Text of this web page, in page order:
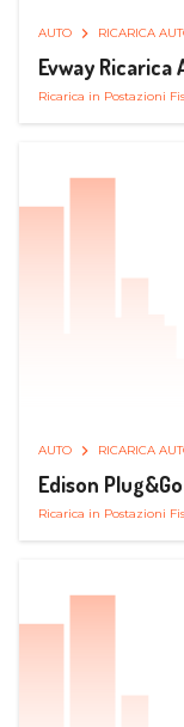
AUTO RICARICA
Evway
Ricarica in Postazioni
AUTO RICARICA
Edison
Ricarica in Postazioni